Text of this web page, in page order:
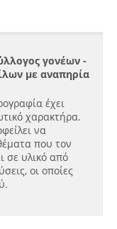
γονέων -
με αναπηρία
έχει
χαρακτήρα.
να
που τον
σε υλικό από
οι οποίες